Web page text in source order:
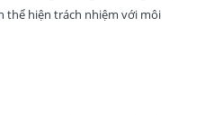
thể hiện trách nhiệm với môi